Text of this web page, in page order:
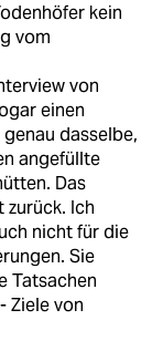
kein
vom
von
einen
dasselbe,
angefüllte
Das
Ich
nicht für die
Sie
Tatsachen
Ziele von